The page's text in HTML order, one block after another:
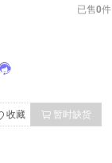
已售0件
收藏 暂时缺货